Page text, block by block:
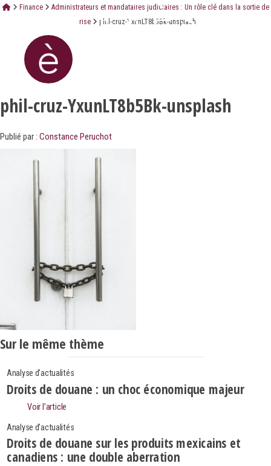
Finance
Administrateurs et mandataires judiciaires : Un rôle clé dans la sortie de
crise
phil-cruz-YxunLT8b5Bk-unsplash
phil-cruz-YxunLT8b5Bk-unsplash
Publié par : Constance Peruchot
Sur le même thème
Analyse d'actualités
Droits de douane : un choc économique majeur
Voir l’article
Analyse d'actualités
Droits de douane sur les produits mexicains et
canadiens : une double aberration